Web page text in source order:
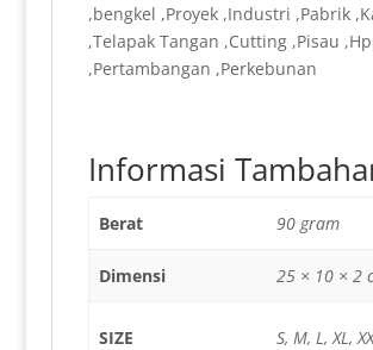
,bengkel ,Proyek ,Industri ,Pabrik
,Telapak Tangan ,Cutting ,Pisau
,Pertambangan ,Perkebunan
Informasi
Berat 90 gram
Dimensi 25 × 10 × 2
SIZE S, M, L, XL,